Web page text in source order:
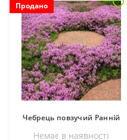
Продано
Чебрець повзучий Ранній
Немає в наявностi